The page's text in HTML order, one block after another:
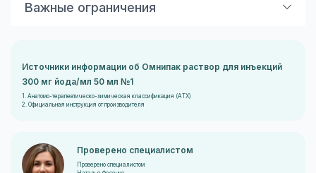
Важные ограничения
головы, шеи, мозга, брюшной полости, почек;
ангиокардиография, аортография, флебография,
урография; компьютерная томография (повышение
разрешающей способности).
миелография, грудная миелография, цервикальная
миелография, компьютерная томография базальных
Источники информации об Омнипак раствор для инъекций
300 мг йода/мл 50 мл №1
1. Анатомо-терапевтическо-химическая классификация (ATX)
2. Официальная инструкция от производителя
Проверено специалистом
Проверено специалистом